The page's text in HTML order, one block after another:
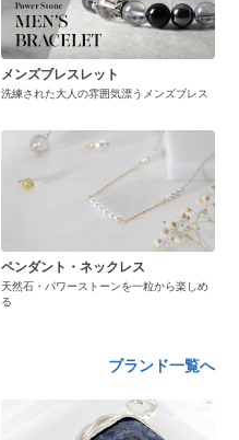
メンズブレスレット
洗練された大人の雰囲気漂うメンズブレス
ペンダント・ネックレス
天然石・パワーストーンを一粒から楽しめ
る
ブランド一覧へ